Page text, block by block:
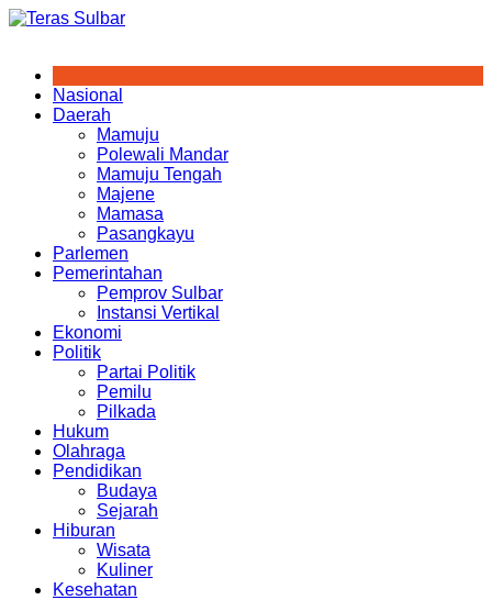
Skip
Nasional
Daerah
Mamuju
Polewali Mandar
Mamuju Tengah
Majene
Mamasa
Pasangkayu
Parlemen
Pemerintahan
Pemprov Sulbar
Instansi Vertikal
Ekonomi
Politik
Partai Politik
Pemilu
Pilkada
Hukum
Olahraga
Pendidikan
Budaya
Sejarah
Hiburan
Wisata
Kuliner
Kesehatan